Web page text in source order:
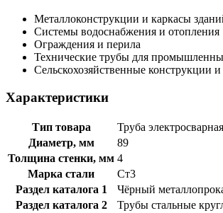
Металлоконструкции и каркасы
Системы водоснабжения и отопления
Ограждения и перила
Технические трубы для
Сельскохозяйственные конструкции
Характеристики
Тип товара
Труба
Диаметр, мм
89
Толщина стенки, мм 4
Марка стали
Ст3
Раздел каталога 1
Чёрный
Раздел каталога 2
Трубы стальные